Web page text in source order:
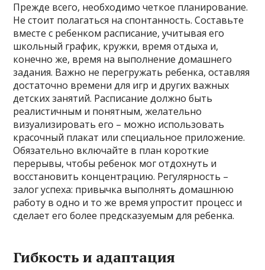
Прежде всего, необходимо четкое планирование.
Не стоит полагаться на спонтанность. Составьте
вместе с ребенком расписание, учитывая его
школьный график, кружки, время отдыха и,
конечно же, время на выполнение домашнего
задания. Важно не перегружать ребенка, оставляя
достаточно времени для игр и других важных
детских занятий. Расписание должно быть
реалистичным и понятным, желательно
визуализировать его – можно использовать
красочный плакат или специальное приложение.
Обязательно включайте в план короткие
перерывы, чтобы ребенок мог отдохнуть и
восстановить концентрацию. Регулярность –
залог успеха: привычка выполнять домашнюю
работу в одно и то же время упростит процесс и
сделает его более предсказуемым для ребенка.
Гибкость и адаптация